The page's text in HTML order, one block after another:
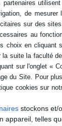
stockons et/
appareil, telles
Éditeur : Le
Un cahier de
insertion
cours
situations de
quotidienne, il
familiariser avec
graphisme et, à
les sons et de
faisant